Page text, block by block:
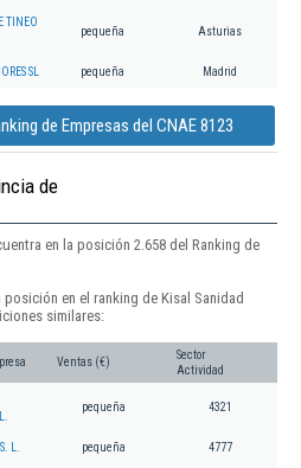
TINEO
pequeña Asturias
SL pequeña Madrid
de Empresas del CNAE 8123
de
en la posición 2.658 del Ranking de
en el ranking de Kisal Sanidad
similares:
Ventas (€)
Sector
Actividad
pequeña 4321
L. pequeña 4777